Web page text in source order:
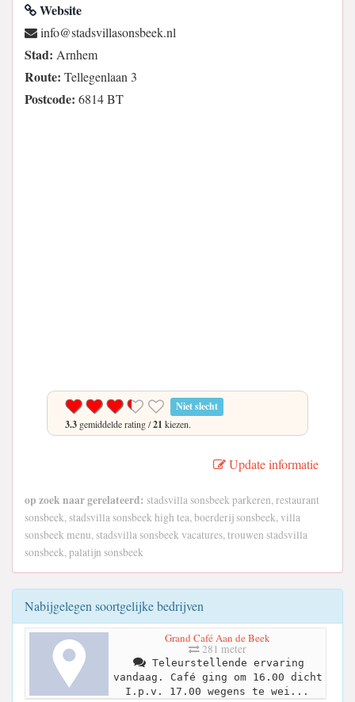
Website
ln.keebsnosallivsdats@ofni
Stad: Arnhem
Route: Tellegenlaan 3
Postcode: 6814 BT
Niet slecht
3.3 gemiddelde rating /21 kiezen.
Update informatie
op zoek naar gerelateerd: stadsvilla sonsbeek parkeren, restaurant
sonsbeek, stadsvilla sonsbeek high tea, boerderij sonsbeek, villa
sonsbeek menu, stadsvilla sonsbeek vacatures, trouwen stadsvilla
sonsbeek, palatijn sonsbeek
Nabijgelegen soortgelijke bedrijven
Grand Café Aan de Beek
281 meter
Teleurstellende ervaring
vandaag. Café ging om 16.00 dicht
I.p.v. 17.00 wegens te wei...